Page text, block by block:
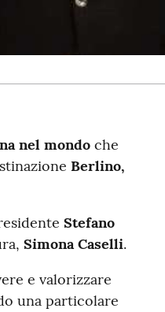
nel mondoche
Berlino,
Stefano
Simona Caselli.
e valorizzare
una particolare